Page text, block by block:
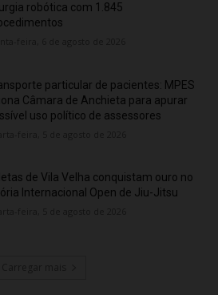
robótica com 1.845
particular de pacientes: MPES
Câmara de Anchieta para apurar
uso político de assessores
de Vila Velha conquistam ouro no
Internacional Open de Jiu-Jitsu